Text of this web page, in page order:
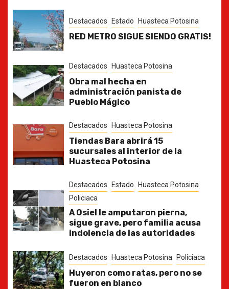
Destacados Estado Huasteca Potosina
RED METRO SIGUE SIENDO GRATIS!
Destacados Huasteca Potosina
Obra mal hecha en
administración panista de
Pueblo Mágico
Destacados Huasteca Potosina
Tiendas Bara abrirá 15
sucursales al interior de la
Huasteca Potosina
Destacados Estado
Huasteca Potosina
Policiaca
A Osiel le amputaron pierna,
sigue grave, pero familia acusa
indolencia de las autoridades
Destacados Huasteca Potosina Policiaca
Huyeron como ratas, pero no se
fueron en blanco